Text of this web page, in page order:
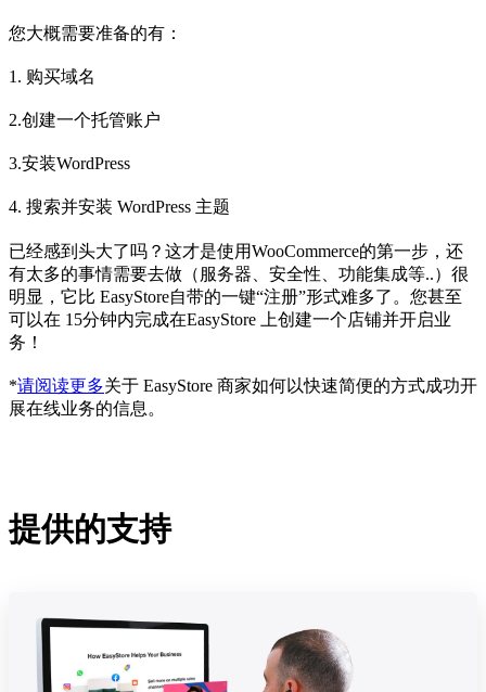
您大概需要准备的有：
1. 购买域名
2.创建一个托管账户
3.安装WordPress
4. 搜索并安装 WordPress 主题
已经感到头大了吗？这才是使用WooCommerce的第一步，还
有太多的事情需要去做（服务器、安全性、功能集成等..）很
明显，它比 EasyStore自带的一键“注册”形式难多了。您甚至
可以在 15分钟内完成在EasyStore 上创建一个店铺并开启业
务！
*请阅读更多关于 EasyStore 商家如何以快速简便的方式成功开
展在线业务的信息。
提供的支持